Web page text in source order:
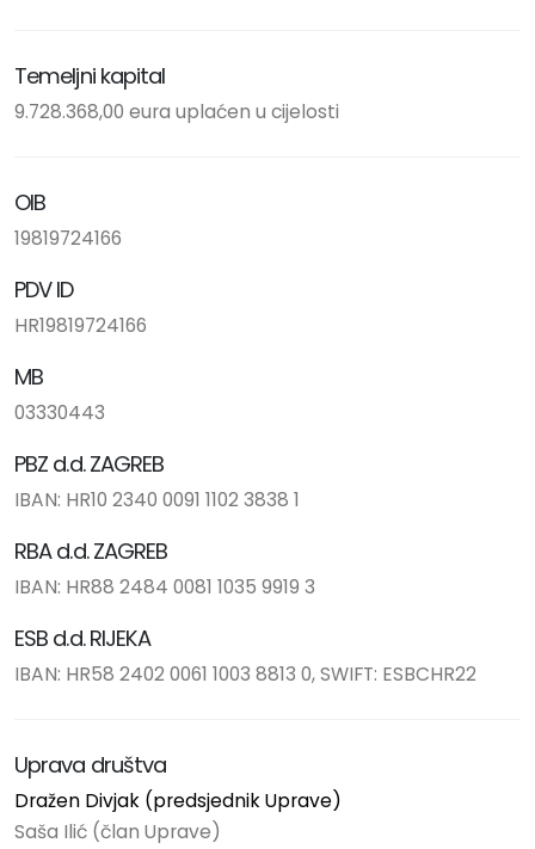
Temeljni kapital
9.728.368,00 eura uplaćen u cijelosti
OIB
19819724166
PDV ID
HR19819724166
MB
03330443
PBZ d.d. ZAGREB
IBAN: HR10 2340 0091 1102 3838 1
RBA d.d. ZAGREB
IBAN: HR88 2484 0081 1035 9919 3
ESB d.d. RIJEKA
IBAN: HR58 2402 0061 1003 8813 0, SWIFT: ESBCHR22
Uprava društva
Dražen Divjak (predsjednik Uprave)
Saša Ilić (član Uprave)